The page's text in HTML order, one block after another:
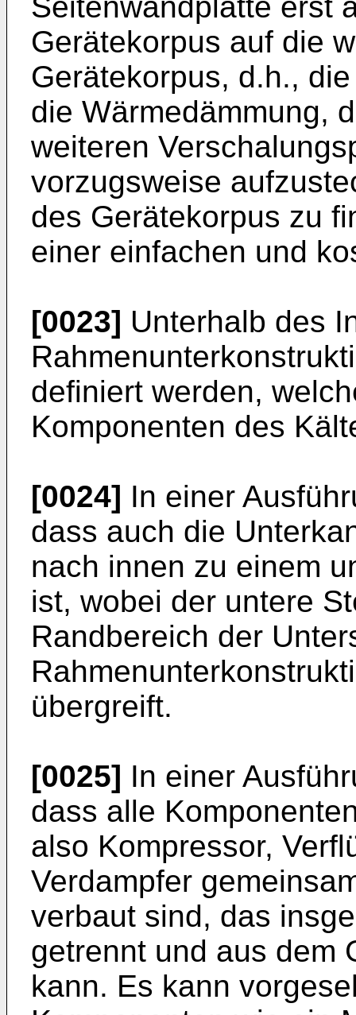
Gerätekorpus auf die
Gerätekorpus, d.h.,
die Wärmedämmung,
weiteren
vorzugsweise
des Gerätekorpus zu
einer einfachen und
[0023] Unterhalb des
definiert werden,
Komponenten des
[0024] In einer
dass auch die
nach innen zu einem
ist, wobei der untere
Randbereich der
übergreift.
[0025] In einer
dass alle
also Kompressor,
Verdampfer
verbaut sind, das
getrennt und aus dem
kann. Es kann